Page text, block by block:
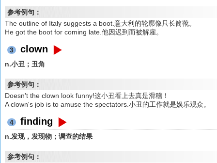
参考例句：
The outline of Italy suggests a boot.意大利的轮廓像只长筒靴。
He got the boot for coming late.他因迟到而被解雇。
3 clown
n.小丑；丑角
参考例句：
Doesn't the clown look funny!这小丑看上去真是滑稽！
A clown's job is to amuse the spectators.小丑的工作就是娱乐观众。
4 finding
n.发现，发现物；调查的结果
参考例句：